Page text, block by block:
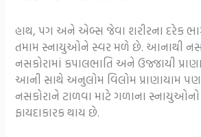
હાથ, પગ અને એબ્સ જેવા શરીરના દરેક
તમામ સ્નાયુઓને સ્વર મળે છે. આનાથી
નસકોરામાં કપાલભાતિ અને ઉજ્જાયી
આની સાથે અનુલોમ વિલોમ પ્રાણાયામ પણ
નસકોરાને ટાળવા માટે ગળાના સ્નાયુઓનો
ફાયદાકારક થાય છે.